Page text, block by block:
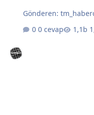
Gönderen:
0 cevap